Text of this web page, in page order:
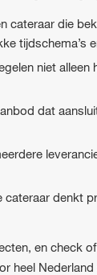
cateraar die
tijdschema’s
niet
dat
cateraar denkt
en check
heel